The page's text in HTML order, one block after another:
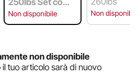
250lbs Set comp
leto
Non disponibile Non disponibile
non disponibile
tuo articolo sarà di nuovo